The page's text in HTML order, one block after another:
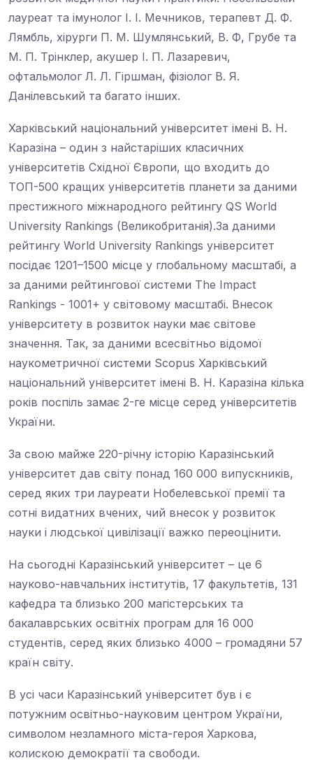
лауреат та імунолог І. І. Мечников, терапевт Д. Ф.
Лямбль, хірурги П. М. Шумлянський, В. Ф, Грубе та
М. П. Трінклер, акушер І. П. Лазаревич,
офтальмолог Л. Л. Гіршман, фізіолог В. Я.
Данілевський та багато інших.
Каразіна – один з найстаріших класичних
університетів Східної Європи, що входить до
ТОП-500 кращих університетів планети за даними
престижного міжнародного рейтингу QS World
University Rankings (Великобританія).За даними
рейтингу World University Rankings університет
посідає 1201–1500 місце у глобальному масштабі, а
за даними рейтингової системи The Impact
Rankings - 1001+ у світовому масштабі. Внесок
університету в розвиток науки має світове
значення. Так, за даними всесвітньо відомої
наукометричної системи Scopus Харківський
національний університет імені В. Н. Каразіна кілька
років поспіль замає 2-ге місце серед університетів
України.
університет дав світу понад 160 000 випускників,
серед яких три лауреати Нобелевської премії та
сотні видатних вчених, чий внесок у розвиток
науки і людської цивілізації важко переоцінити.
науково-навчальних інститутів, 17 факультетів, 131
кафедра та близько 200 магістерських та
бакалаврських освітніх програм для 16 000
студентів, серед яких близько 4000 – громадяни 57
країн світу.
потужним освітньо-науковим центром України,
символом незламного міста-героя Харкова,
колискою демократії та свободи.